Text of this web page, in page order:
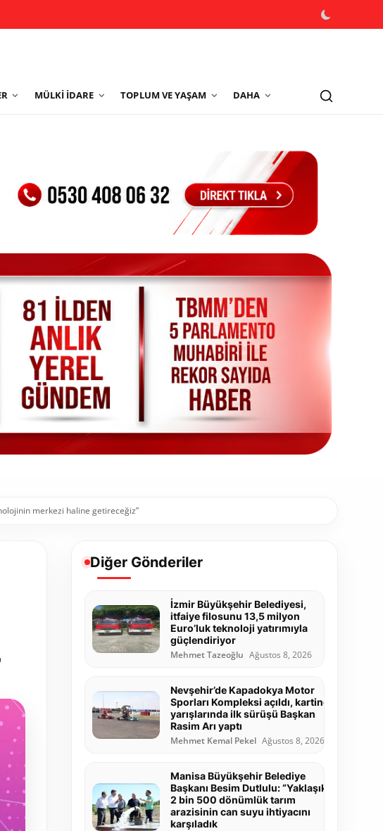
MÜLKI İDARE TOPLUM VE YAŞAM DAHA
merkezi haline getireceğiz”
Diğer Gönderiler
İzmir Büyükşehir Belediyesi,
itfaiye filosunu 13,5 milyon
Euro’luk teknoloji yatırımıyla
güçlendiriyor
Mehmet Tazeoğlu Ağustos 8, 2026
Nevşehir’de Kapadokya Motor
Sporları Kompleksi açıldı, karting
yarışlarında ilk sürüşü Başkan
Rasim Arı yaptı
Mehmet Kemal Pekel Ağustos 8, 2026
Manisa Büyükşehir Belediye
Başkanı Besim Dutlulu: “Yaklaşık
2 bin 500 dönümlük tarım
arazisinin can suyu ihtiyacını
karşıladık